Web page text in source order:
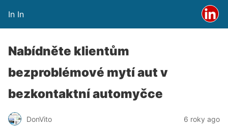
In In
Nabídněte klientům
bezproblémové mytí aut v
bezkontaktní automyčce
DonVito 6 roky ago